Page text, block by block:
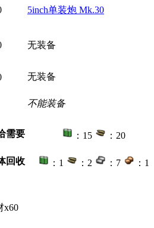
5inch单装炮 Mk.30
无装备
无装备
不能装备
需要 ：15
：20
回收 ：1 ：2 ：7 ：1
x60